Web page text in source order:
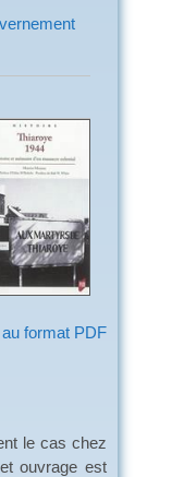
format PDF
cas chez
ouvrage est